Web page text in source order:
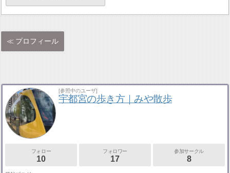
プロフィール
[参照中のユーザ]
宇都宮の歩き方｜みや散歩
フォロー
10
フォロワー
17
参加サークル
8